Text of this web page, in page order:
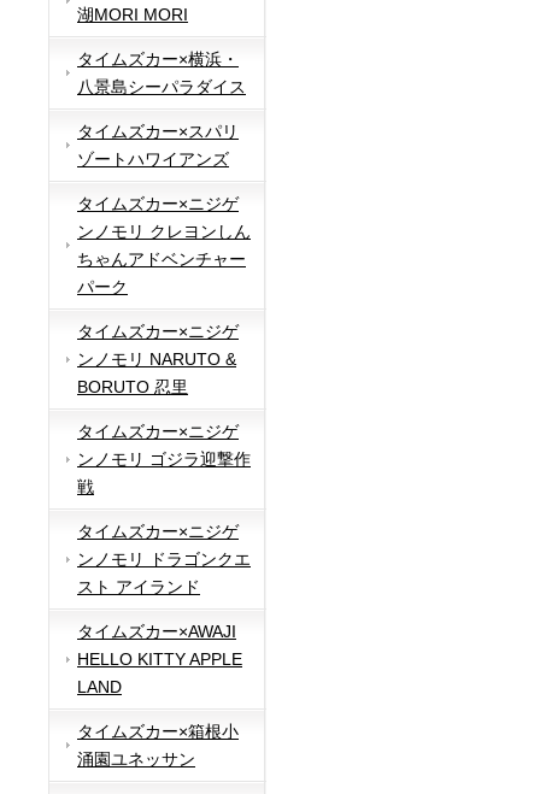
湖MORI MORI
タイムズカー×横浜・
八景島シーパラダイス
タイムズカー×スパリ
ゾートハワイアンズ
タイムズカー×ニジゲ
ンノモリ クレヨンしん
ちゃんアドベンチャー
パーク
タイムズカー×ニジゲ
ンノモリ NARUTO &
BORUTO 忍里
タイムズカー×ニジゲ
ンノモリ ゴジラ迎撃作
戦
タイムズカー×ニジゲ
ンノモリ ドラゴンクエ
スト アイランド
タイムズカー×AWAJI
HELLO KITTY APPLE
LAND
タイムズカー×箱根小
涌園ユネッサン